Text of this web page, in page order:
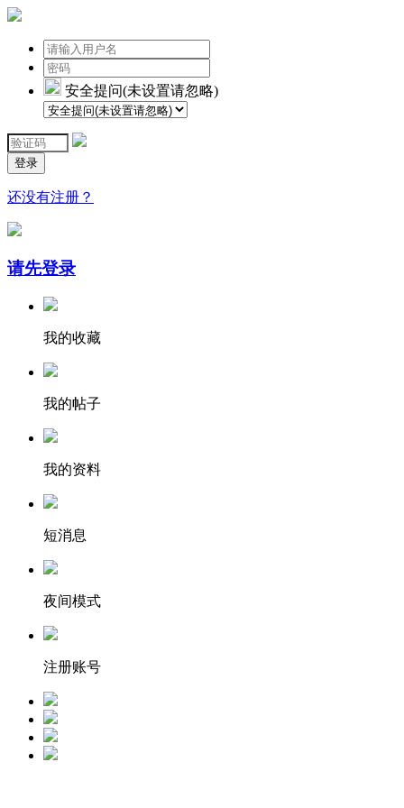
安全提问(未设置请忽略)
登录
还没有注册？
请先登录
我的收藏
我的帖子
我的资料
短消息
夜间模式
注册账号